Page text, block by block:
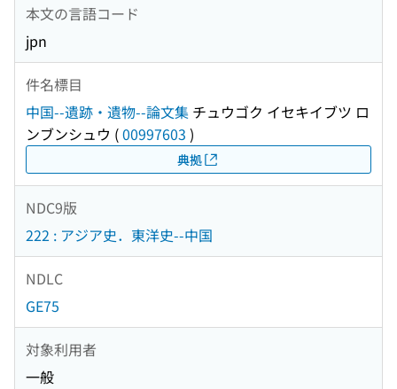
本文の言語コード
jpn
件名標目
中国--遺跡・遺物--論文集 チュウゴク イセキイブツ ロ
ンブンシュウ (00997603 )
典拠
NDC9版
222 : アジア史．東洋史--中国
NDLC
GE75
対象利用者
一般